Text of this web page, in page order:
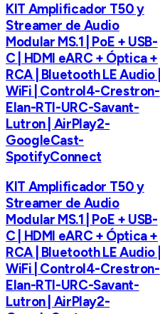
KIT Amplificador T50 y
Streamer de Audio
Modular MS.1 | PoE + USB-
C | HDMI eARC + Óptica +
RCA | Bluetooth LE Audio |
WiFi | Control4-Crestron-
Elan-RTI-URC-Savant-
Lutron | AirPlay2-
GoogleCast-
SpotifyConnect
KIT Amplificador T50 y
Streamer de Audio
Modular MS.1 | PoE + USB-
C | HDMI eARC + Óptica +
RCA | Bluetooth LE Audio |
WiFi | Control4-Crestron-
Elan-RTI-URC-Savant-
Lutron | AirPlay2-